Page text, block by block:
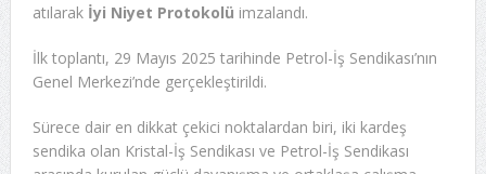
atılarak İyi Niyet Protokolü imzalandı.
İlk toplantı, 29 Mayıs 2025 tarihinde Petrol-İş Sendikası’nın
Genel Merkezi’nde gerçekleştirildi.
Sürece dair en dikkat çekici noktalardan biri, iki kardeş
sendika olan Kristal-İş Sendikası ve Petrol-İş Sendikası